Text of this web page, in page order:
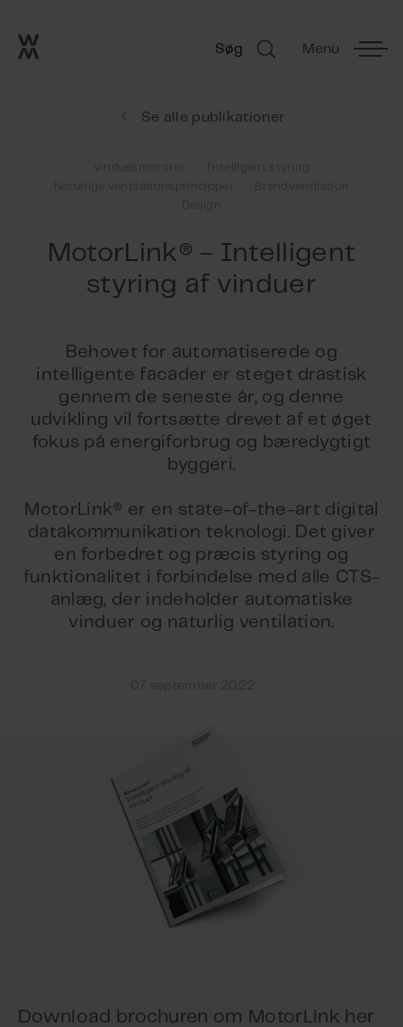
Søg Menu
Se alle publikationer
MotorLink® - Intelligent
styring af vinduer
Behovet for automatiserede og
intelligente facader er steget drastisk
gennem de seneste år, og denne
udvikling vil fortsætte drevet af et øget
fokus på energiforbrug og bæredygtigt
byggeri.
MotorLink® er en state-of-the-art digital
datakommunikation teknologi. Det giver
en forbedret og præcis styring og
funktionalitet i forbindelse med alle CTS-
anlæg, der indeholder automatiske
vinduer og naturlig ventilation.
Download brochuren om MotorLink her